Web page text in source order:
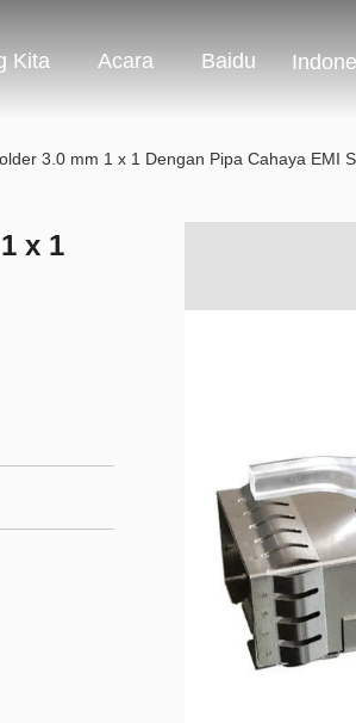
Kita Acara Baidu
3.0 mm 1 x 1 Dengan Pipa Cahaya EMI
x 1